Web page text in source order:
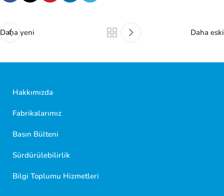
Daha yeni Daha eski
Hakkımızda
Fabrikalarımız
Basın Bülteni
Sürdürülebilirlik
Bilgi Toplumu Hizmetleri
Golf Dondurma Dijital Asistanı